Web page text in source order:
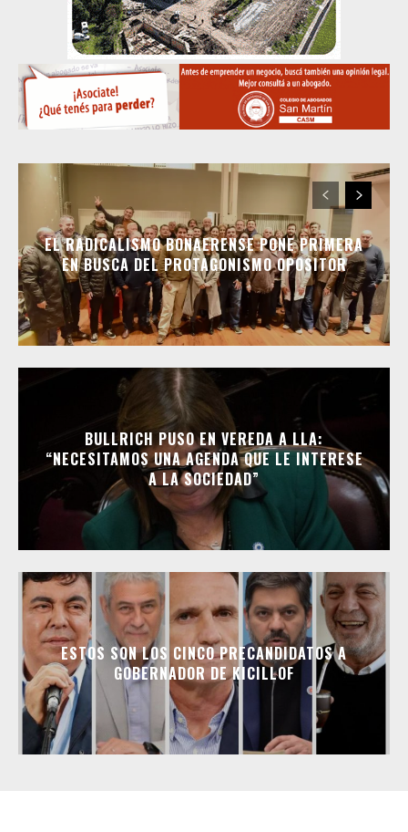
EL RADICALISMO BONAERENSE PONE PRIMERA
EN BUSCA DEL PROTAGONISMO OPOSITOR
BULLRICH PUSO EN VEREDA A LLA:
“NECESITAMOS UNA AGENDA QUE LE INTERESE
A LA SOCIEDAD”
ESTOS SON LOS CINCO PRECANDIDATOS A
GOBERNADOR DE KICILLOF